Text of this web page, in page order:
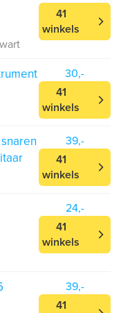
41
winkels
30,-
41
winkels
39,-
41
winkels
24,-
41
winkels
39,-
41